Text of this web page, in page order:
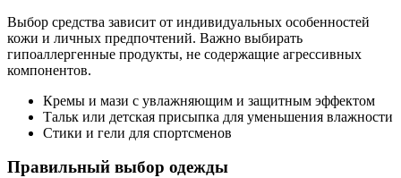
Выбор средства зависит от индивидуальных особенностей
кожи и личных предпочтений. Важно выбирать
гипоаллергенные продукты, не содержащие агрессивных
компонентов.
Кремы и мази с увлажняющим и защитным эффектом
Тальк или детская присыпка для уменьшения влажности
Стики и гели для спортсменов
Правильный выбор одежды